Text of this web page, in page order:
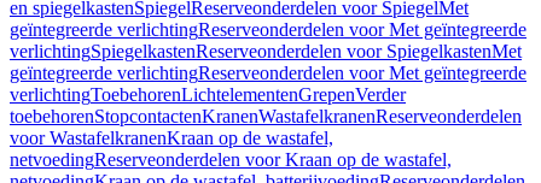
en spiegelkastenSpiegelReserveonderdelen voor SpiegelMet
geïntegreerde verlichtingReserveonderdelen voor Met geïntegreerde
verlichtingSpiegelkastenReserveonderdelen voor SpiegelkastenMet
geïntegreerde verlichtingReserveonderdelen voor Met geïntegreerde
verlichtingToebehorenLichtelementenGrepenVerder
toebehorenStopcontactenKranenWastafelkranenReserveonderdelen
voor WastafelkranenKraan op de wastafel,
netvoedingReserveonderdelen voor Kraan op de wastafel,